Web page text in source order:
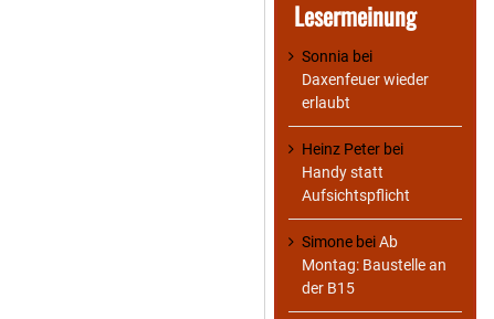
Lesermeinung
Sonnia bei
Daxenfeuer wieder
erlaubt
Heinz Peter bei
Handy statt
Aufsichtspflicht
Simone beiAb
Montag: Baustelle an
der B15